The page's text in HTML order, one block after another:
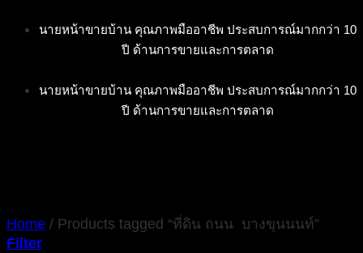
Skip
นายหน้าขายบ้าน คุณภาพมืออาชีพ ประสบการณ์มากกว่า 10
ปี ด้านการขายและการตลาด
นายหน้าขายบ้าน คุณภาพมืออาชีพ ประสบการณ์มากกว่า 10
ปี ด้านการขายและการตลาด
Home / Products tagged “ที่ดิน ถนน บางขุนนนท์”
Filter